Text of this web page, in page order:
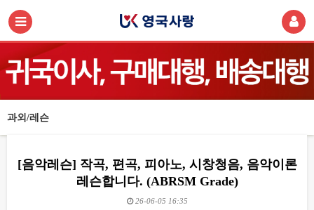
과외/레슨
[음악레슨] 작곡, 편곡, 피아노, 시창청음, 음악이론
레슨합니다. (ABRSM Grade)
26-06-05 16:35